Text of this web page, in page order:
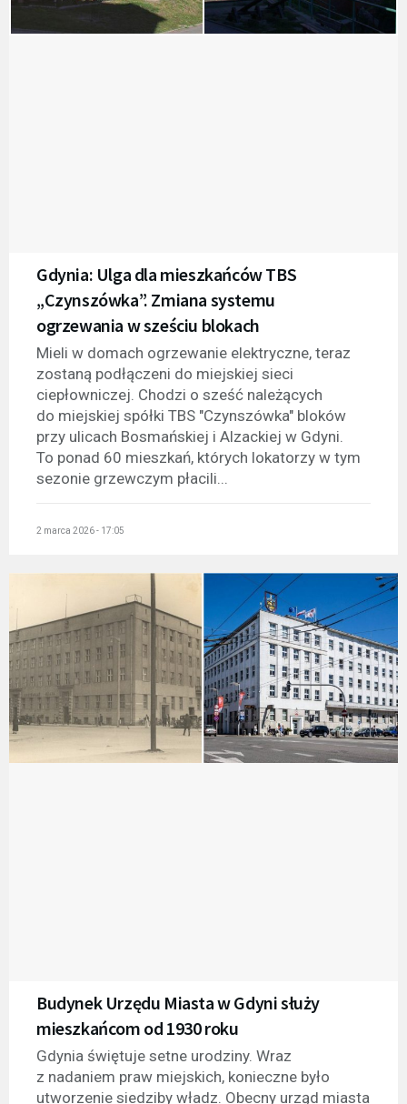
Gdynia: Ulga dla mieszkańców TBS
„Czynszówka”. Zmiana systemu
ogrzewania w sześciu blokach
Mieli w domach ogrzewanie elektryczne, teraz
zostaną podłączeni do miejskiej sieci
ciepłowniczej. Chodzi o sześć należących
do miejskiej spółki TBS "Czynszówka" bloków
przy ulicach Bosmańskiej i Alzackiej w Gdyni.
To ponad 60 mieszkań, których lokatorzy w tym
sezonie grzewczym płacili...
2 marca 2026 - 17:05
Budynek Urzędu Miasta w Gdyni służy
mieszkańcom od 1930 roku
Gdynia świętuje setne urodziny. Wraz
z nadaniem praw miejskich, konieczne było
utworzenie siedziby władz. Obecny urząd miasta